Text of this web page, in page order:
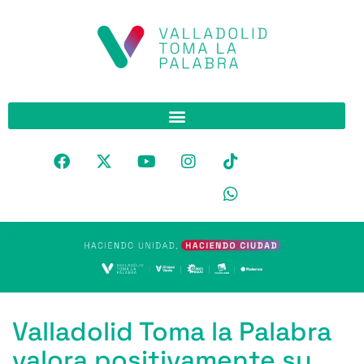
Valladolid Toma la Palabra